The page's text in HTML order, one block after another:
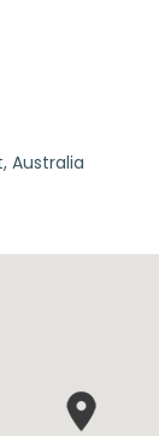
Australia